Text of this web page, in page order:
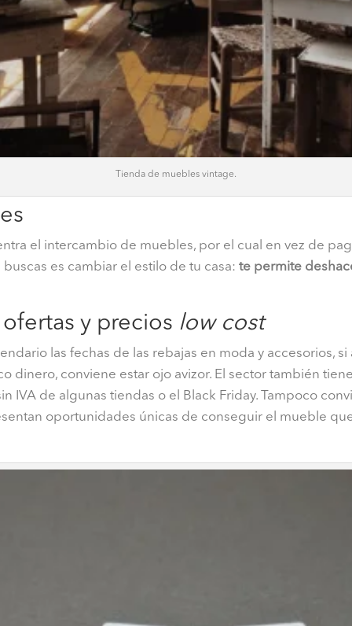
Tienda de muebles vintage.
el intercambio de muebles, por el cual en vez de
es cambiar el estilo de tu casa: te permite
y precios low cost
las fechas de las rebajas en moda y accesorios,
dinero, conviene estar ojo avizor. El sector también
IVA de algunas tiendas o el Black Friday. Tampoco
oportunidades únicas de conseguir el mueble